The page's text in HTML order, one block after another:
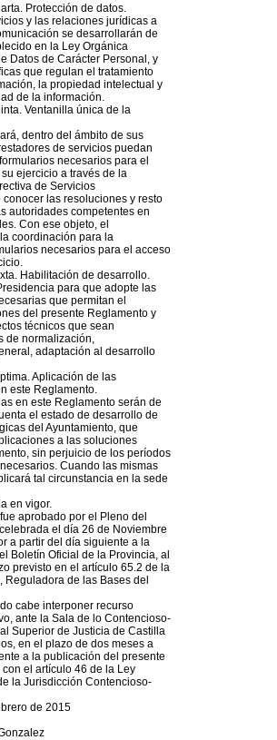
Protección de datos.
y las relaciones jurídicas a
se desarrollarán de
en la Ley Orgánica
Datos de Carácter Personal, y
que regulan el tratamiento
la propiedad intelectual y
de la información.
Ventanilla única de la
dentro del ámbito de sus
de servicios puedan
necesarios para el
ejercicio a través de la
de Servicios
las resoluciones y resto
autoridades competentes en
Con ese objeto, el
coordinación para la
necesarios para el acceso
Habilitación de desarrollo.
para que adopte las
que permitan el
del presente Reglamento y
técnicos que sean
de normalización,
adaptación al desarrollo
Aplicación de las
este Reglamento.
en este Reglamento serán de
el estado de desarrollo de
del Ayuntamiento, que
a las soluciones
sin perjuicio de los períodos
Cuando las mismas
tal circunstancia en la sede
en vigor.
aprobado por el Pleno del
el día 26 de Noviembre
a partir del día siguiente a la
Boletín Oficial de la Provincia, al
previsto en el artículo 65.2 de la
Reguladora de las Bases del
cabe interponer recurso
ante la Sala de lo Contencioso-
Superior de Justicia de Castilla
en el plazo de dos meses a
a la publicación del presente
el artículo 46 de la Ley
la Jurisdicción Contencioso-
de 2015